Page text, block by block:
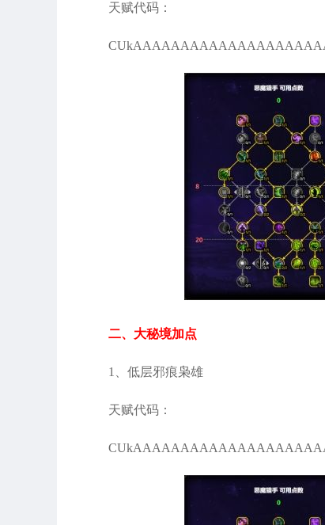
天赋代码：
二、大秘境加点
1、低层邪痕枭雄
天赋代码：